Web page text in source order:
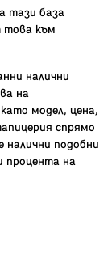
тази база
това към
налични
на
модел, цена,
спрямо
налични подобни
процента на